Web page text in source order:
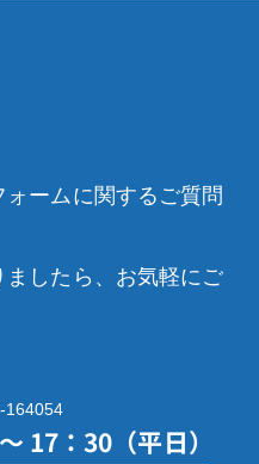
ームに関するご質問
したら、お気軽にご
164054
17：30（平日）